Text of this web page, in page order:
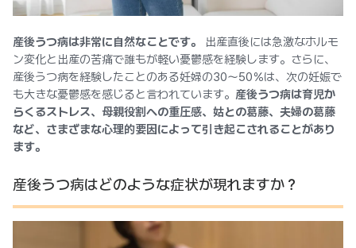
産後うつ病は非常に自然なことです。
出産直後には急激なホルモ
ン変化と出産の苦痛で誰もが軽い憂鬱感を経験します。さらに、
産後うつ病を経験したことのある妊婦の30〜50％は、次の妊娠で
も大きな憂鬱感を感じると言われています。 産後うつ病は育児か
らくるストレス、母親役割への重圧感、姑との葛藤、夫婦の葛藤
など、さまざまな心理的要因によって引き起こされることがあり
ます。
産後うつ病はどのような症状が現れますか？